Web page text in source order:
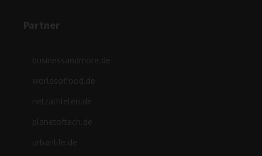
Partner
businessandmore.de
worldsoffood.de
netzathleten.de
planetoftech.de
urbanlife.de